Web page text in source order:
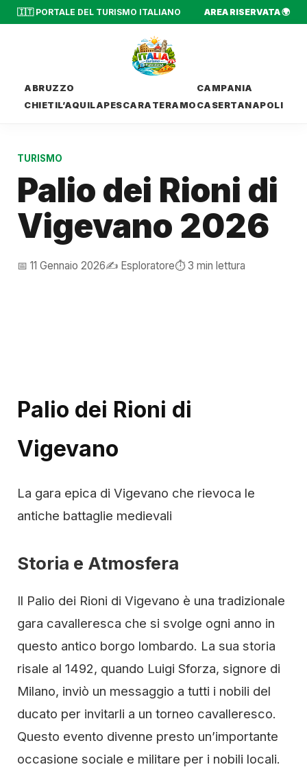
🇮🇹 PORTALE DEL TURISMO ITALIANO AREA RISERVATA 🌍
ABRUZZO
CHIETIL’AQUILAPESCARA TERAMO
CAMPANIA
CASERTANAPOLI
TURISMO
Palio dei Rioni di
Vigevano 2026
📅 11 Gennaio 2026✍️ Esploratore⏱️ 3 min lettura
Palio dei Rioni di
Vigevano
La gara epica di Vigevano che rievoca le
antiche battaglie medievali
Storia e Atmosfera
Il Palio dei Rioni di Vigevano è una tradizionale
gara cavalleresca che si svolge ogni anno in
questo antico borgo lombardo. La sua storia
risale al 1492, quando Luigi Sforza, signore di
Milano, inviò un messaggio a tutti i nobili del
ducato per invitarli a un torneo cavalleresco.
Questo evento divenne presto un’importante
occasione sociale e militare per i nobili locali.